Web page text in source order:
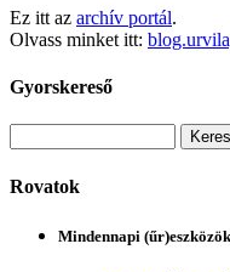
Ez itt az archív portál.
Olvass minket itt:
Gyorskereső
Rovatok
Mindennapi (űr)eszközök